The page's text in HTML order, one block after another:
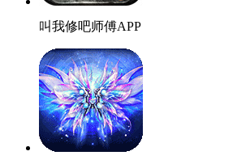
叫我修吧师傅APP